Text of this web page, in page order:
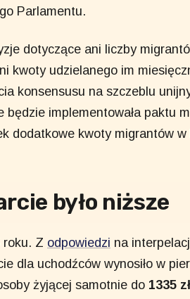
Parlamentu.
dotyczące ani liczby
kwoty udzielanego im
konsensusu na szczeblu
będzie implementowała paktu
dodatkowe kwoty migrantów w
było niższe
roku. Z odpowiedzi na
dla uchodźców wynosiło w
żyjącej samotnie do 1335